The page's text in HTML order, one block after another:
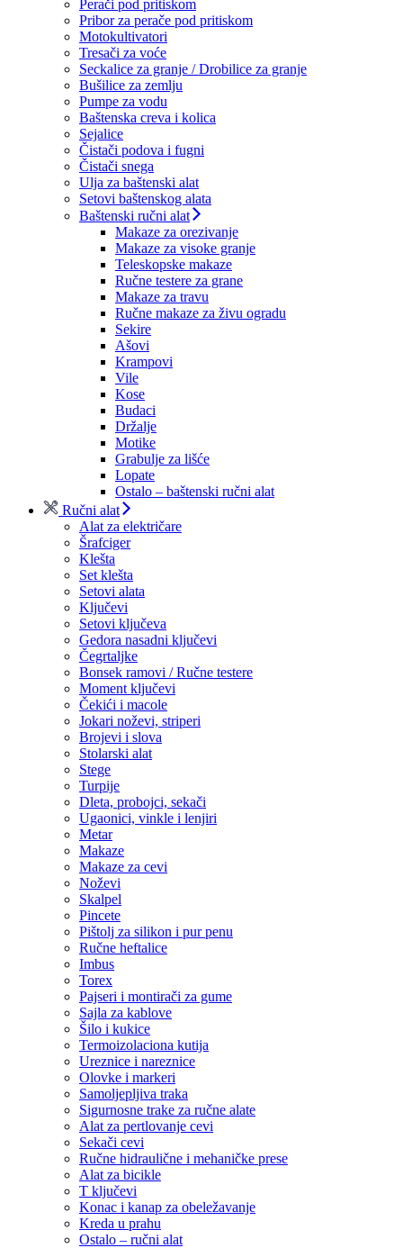
Perači pod pritiskom
Pribor za perače pod pritiskom
Motokultivatori
Tresači za voće
Seckalice za granje / Drobilice za granje
Bušilice za zemlju
Pumpe za vodu
Baštenska creva i kolica
Sejalice
Čistači podova i fugni
Čistači snega
Ulja za baštenski alat
Setovi baštenskog alata
Baštenski ručni alat
Makaze za orezivanje
Makaze za visoke granje
Teleskopske makaze
Ručne testere za grane
Makaze za travu
Ručne makaze za živu ogradu
Sekire
Ašovi
Krampovi
Vile
Kose
Budaci
Držalje
Motike
Grabulje za lišće
Lopate
Ostalo – baštenski ručni alat
Ručni alat
Alat za električare
Šrafciger
Klešta
Set klešta
Setovi alata
Ključevi
Setovi ključeva
Gedora nasadni ključevi
Čegrtaljke
Bonsek ramovi / Ručne testere
Moment ključevi
Čekići i macole
Jokari noževi, striperi
Brojevi i slova
Stolarski alat
Stege
Turpije
Dleta, probojci, sekači
Ugaonici, vinkle i lenjiri
Metar
Makaze
Makaze za cevi
Noževi
Skalpel
Pincete
Pištolj za silikon i pur penu
Ručne heftalice
Imbus
Torex
Pajseri i montirači za gume
Sajla za kablove
Šilo i kukice
Termoizolaciona kutija
Ureznice i nareznice
Olovke i markeri
Samoljepljiva traka
Sigurnosne trake za ručne alate
Alat za pertlovanje cevi
Sekači cevi
Ručne hidraulične i mehaničke prese
Alat za bicikle
T ključevi
Konac i kanap za obeležavanje
Kreda u prahu
Ostalo – ručni alat